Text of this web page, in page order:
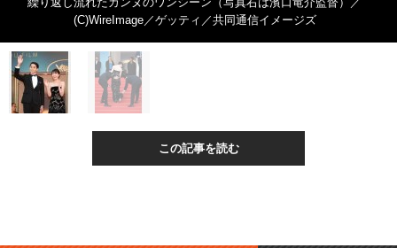
(C)WireImage／ゲッティ／共同通信イメージズ
この記事を読む